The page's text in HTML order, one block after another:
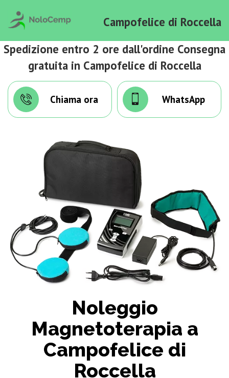
Campofelice di Roccella
Spedizione entro 2 ore dall'ordine Consegna
gratuita in Campofelice di Roccella
Chiama ora WhatsApp
Noleggio
Magnetoterapia a
Campofelice di
Roccella